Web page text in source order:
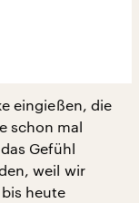
eingießen, die
schon mal
Gefühl
weil wir
heute